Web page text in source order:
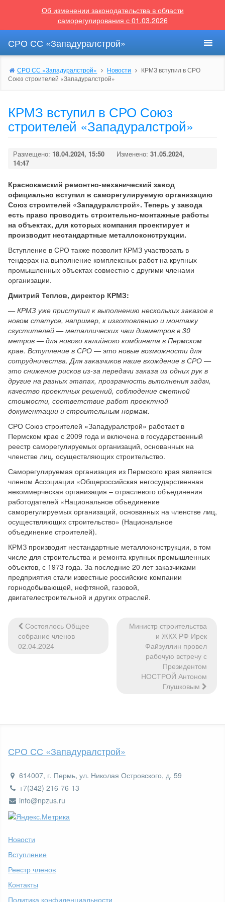
Об изменении законодательства в области
саморегулирования с 01.03.2026
СРО СС «Западуралстрой»
СРО СС «Западуралстрой» Новости
КРМЗ вступил в СРО
Союз строителей «Западуралстрой»
КРМЗ вступил в СРО Союз
строителей «Западуралстрой»
Размещено: 18.04.2024, 15:50 Изменено: 31.05.2024,
14:47
Краснокамский ремонтно-механический завод
официально вступил в саморегулируемую организацию
Союз строителей «Западуралстрой». Теперь у завода
есть право проводить строительно-монтажные работы
на объектах, для которых компания проектирует и
производит нестандартные металлоконструкции.
Вступление в СРО также позволит КРМЗ участвовать в
тендерах на выполнение комплексных работ на крупных
промышленных объектах совместно с другими членами
организации.
Дмитрий Теплов, директор КРМЗ:
— КРМЗ уже приступил к выполнению нескольких заказов в
новом статусе, например, к изготовлению и монтажу
сгустителей — металлических чаш диаметров в 30
метров — для нового калийного комбината в Пермском
крае. Вступление в СРО — это новые возможности для
сотрудничества. Для заказчиков наше вхождение в СРО —
это снижение рисков из-за передачи заказа из одних рук в
другие на разных этапах, прозрачность выполнения задач,
качество проектных решений, соблюдение сметной
стоимости, соответствие работ проектной
документации и строительным нормам.
СРО Союз строителей «Западуралстрой» работает в
Пермском крае с 2009 года и включена в государственный
реестр саморегулируемых организаций, основанных на
членстве лиц, осуществляющих строительство.
Саморегулируемая организация из Пермского края является
членом Ассоциации «Общероссийская негосударственная
некоммерческая организация – отраслевого объединения
работодателей «Национальное объединение
саморегулируемых организаций, основанных на членстве лиц,
осуществляющих строительство» (Национальное
объединение строителей).
КРМЗ производит нестандартные металлоконструкции, в том
числе для строительства и ремонта крупных промышленных
объектов, с 1973 года. За последние 20 лет заказчиками
предприятия стали известные российские компании
горнодобывающей, нефтяной, газовой,
двигателестроительной и других отраслей.
Навигация
по
Состоялось Общее
собрание членов
02.04.2024
Министр строительства
и ЖКХ РФ Ирек
Файзуллин провел
рабочую встречу с
Президентом
НОСТРОЙ Антоном
Глушковым
СРО СС «Западуралстрой»
614007, г. Пермь, ул. Николая Островского, д. 59
+7(342) 216-76-13
info@npzus.ru
Новости
Вступление
Реестр членов
Контакты
Политика конфиденциальности